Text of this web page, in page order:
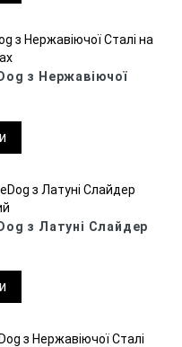
з Нержавіючої
з Латуні Слайдер